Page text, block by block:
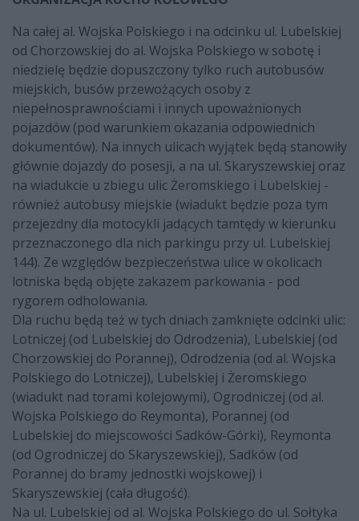
Na całej al. Wojska Polskiego i na odcinku ul. Lubelskiej
od Chorzowskiej do al. Wojska Polskiego w sobotę i
niedzielę będzie dopuszczony tylko ruch autobusów
miejskich, busów przewożących osoby z
niepełnosprawnościami i innych upoważnionych
pojazdów (pod warunkiem okazania odpowiednich
dokumentów). Na innych ulicach wyjątek będą stanowiły
głównie dojazdy do posesji, a na ul. Skaryszewskiej oraz
na wiadukcie u zbiegu ulic Żeromskiego i Lubelskiej -
również autobusy miejskie (wiadukt będzie poza tym
przejezdny dla motocykli jadących tamtędy w kierunku
przeznaczonego dla nich parkingu przy ul. Lubelskiej
144). Ze względów bezpieczeństwa ulice w okolicach
lotniska będą objęte zakazem parkowania - pod
rygorem odholowania.
Dla ruchu będą też w tych dniach zamknięte odcinki ulic:
Lotniczej (od Lubelskiej do Odrodzenia), Lubelskiej (od
Chorzowskiej do Porannej), Odrodzenia (od al. Wojska
Polskiego do Lotniczej), Lubelskiej i Żeromskiego
(wiadukt nad torami kolejowymi), Ogrodniczej (od al.
Wojska Polskiego do Reymonta), Porannej (od
Lubelskiej do miejscowości Sadków-Górki), Reymonta
(od Ogrodniczej do Skaryszewskiej), Sadków (od
Porannej do bramy jednostki wojskowej) i
Skaryszewskiej (cała długość).
Na ul. Lubelskiej od al. Wojska Polskiego do ul. Sołtyka